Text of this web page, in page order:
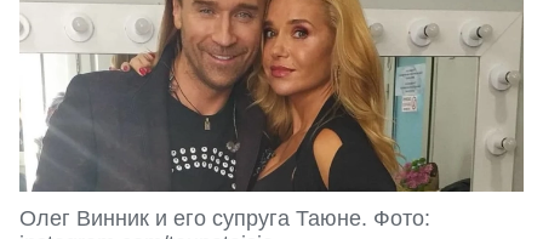
Олег Винник и его супруга Таюне. Фото: